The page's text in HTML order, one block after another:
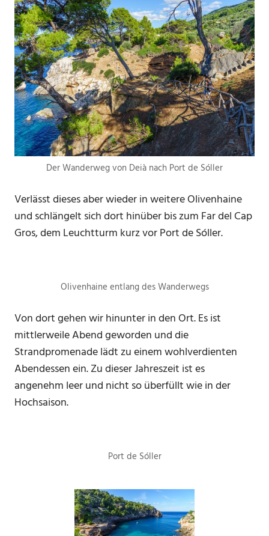
Der Wanderweg von Deià nach Port de Sóller
Verlässt dieses aber wieder in weitere Olivenhaine
und schlängelt sich dort hinüber bis zum Far del Cap
Gros, dem Leuchtturm kurz vor Port de Sóller.
Olivenhaine entlang des Wanderwegs
Von dort gehen wir hinunter in den Ort. Es ist
mittlerweile Abend geworden und die
Strandpromenade lädt zu einem wohlverdienten
Abendessen ein. Zu dieser Jahreszeit ist es
angenehm leer und nicht so überfüllt wie in der
Hochsaison.
Port de Sóller